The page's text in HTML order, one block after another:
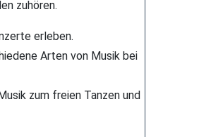
zuhören.
erleben.
Arten von Musik bei
zum freien Tanzen und